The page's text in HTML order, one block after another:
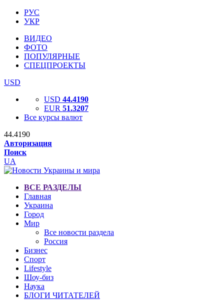
РУС
УКР
ВИДЕО
ФОТО
ПОПУЛЯРНЫЕ
СПЕЦПРОЕКТЫ
USD
USD 44.4190
EUR 51.3207
Все курсы валют
44.4190
Авторизация
Поиск
UA
ВСЕ РАЗДЕЛЫ
Главная
Украина
Город
Мир
Все новости раздела
Россия
Бизнес
Спорт
Lifestyle
Шоу-биз
Наука
БЛОГИ ЧИТАТЕЛЕЙ